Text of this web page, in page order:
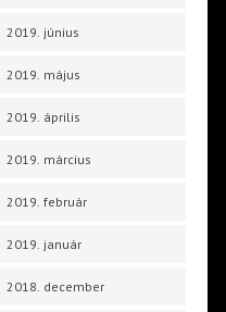
2019. június
2019. május
2019. április
2019. március
2019. február
2019. január
2018. december